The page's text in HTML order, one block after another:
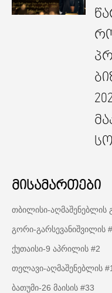
მისამართები
თბილისი-აღმაშენებლის
გორი-გარსევანიშვილის
ქუთაისი-9 აპრილის #2
თელავი-აღმაშენებლის
ბათუმი-26 მაისის #33